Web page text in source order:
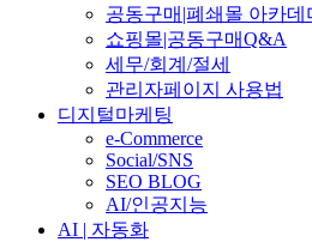
공동구매|폐쇄몰 아카데
쇼핑몰|공동구매Q&A
세무/회계/절세
관리자페이지 사용법
디지털마케팅
e-Commerce
Social/SNS
SEO BLOG
AI/인공지능
AI | 자동화